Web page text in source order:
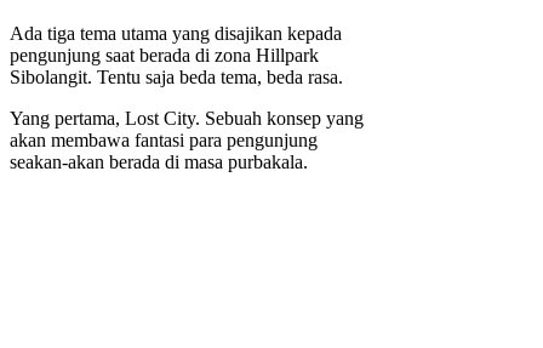
Ada tiga tema utama yang disajikan kepada
pengunjung saat berada di zona Hillpark
Sibolangit. Tentu saja beda tema, beda rasa.
Yang pertama, Lost City. Sebuah konsep yang
akan membawa fantasi para pengunjung
seakan-akan berada di masa purbakala.